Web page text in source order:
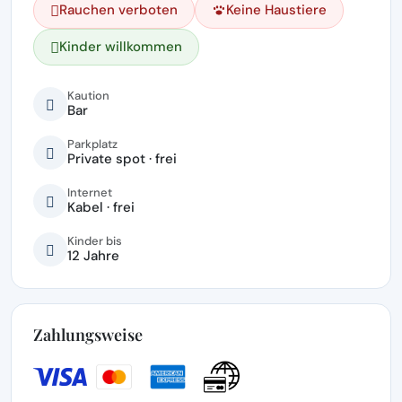
Rauchen verboten Keine Haustiere
Kinder willkommen
Kaution
Bar
Parkplatz
Private spot · frei
Internet
Kabel · frei
Kinder bis
12 Jahre
Zahlungsweise